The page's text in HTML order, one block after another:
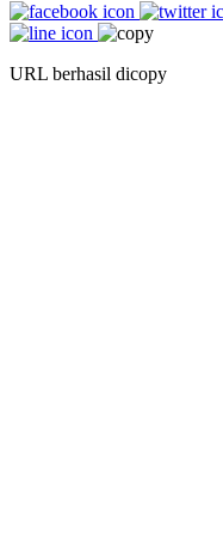
URL berhasil dicopy